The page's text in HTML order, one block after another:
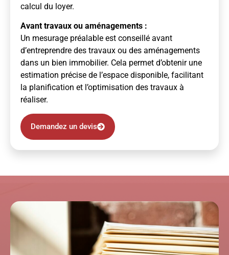
calcul du loyer.
Avant travaux ou aménagements :
Un mesurage préalable est conseillé avant
d’entreprendre des travaux ou des aménagements
dans un bien immobilier. Cela permet d’obtenir une
estimation précise de l’espace disponible, facilitant
la planification et l’optimisation des travaux à
réaliser.
Demandez un devis